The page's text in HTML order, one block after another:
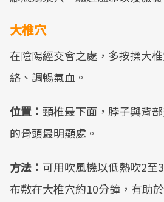
大椎穴
在陰陽經交會之處，多按揉大
絡、調暢氣血。
位置： 頸椎最下面，脖子與背
的骨頭最明顯處。
方法： 可用吹風機以低熱吹2至
布敷在大椎穴約10分鐘，有助